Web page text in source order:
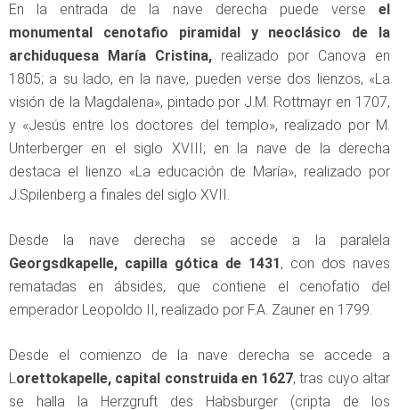
En la entrada de la nave derecha puede verse el
monumental cenotafio piramidal y neoclásico de la
archiduquesa María Cristina, realizado por Canova en
1805; a su lado, en la nave, pueden verse dos lienzos, «La
visión de la Magdalena», pintado por J.M. Rottmayr en 1707,
y «Jesús entre los doctores del templo», realizado por M.
Unterberger en el siglo XVIII; en la nave de la derecha
destaca el lienzo «La educación de María», realizado por
J.Spilenberg a finales del siglo XVII.
Desde la nave derecha se accede a la paralela
Georgsdkapelle, capilla gótica de 1431, con dos naves
rematadas en ábsides, que contiene el cenofatio del
emperador Leopoldo II, realizado por F.A. Zauner en 1799.
Desde el comienzo de la nave derecha se accede a
Lorettokapelle, capital construida en 1627, tras cuyo altar
se halla la Herzgruft des Habsburger (cripta de los